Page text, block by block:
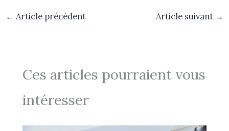
← Article précédent Article suivant →
Ces articles pourraient vous
intéresser